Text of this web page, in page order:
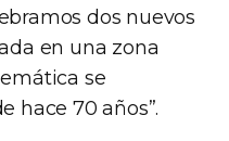
dos nuevos
en una zona
se
hace 70 años”.